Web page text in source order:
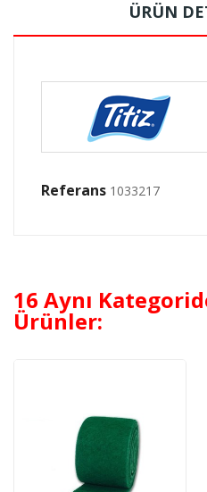
ÜRÜN
Referans 1033217
16 Aynı
Ürünler: